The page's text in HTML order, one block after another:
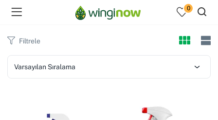
(Hakkımızda )
0
Filtrele
Varsayılan Sıralama